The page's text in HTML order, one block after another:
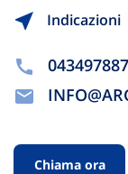
Indicazioni
Chiama ora